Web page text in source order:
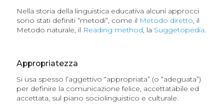
Nella storia della linguistica educativa alcuni approcci
sono stati definiti “metodi”, come il Metodo diretto, il
Metodo naturale, il Reading method, la Suggetopedia.
Appropriatezza
Si usa spesso l’aggettivo “appropriata” (o “adeguata”)
per definire la comunicazione felice, accettatabile ed
accettata, sul piano sociolinguistico e culturale.